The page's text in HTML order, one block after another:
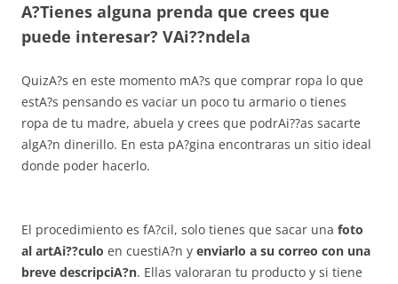
A?Tienes alguna prenda que crees que
puede interesar? VAi??ndela
QuizA?s en este momento mA?s que comprar ropa lo que
estA?s pensando es vaciar un poco tu armario o tienes
ropa de tu madre, abuela y crees que podrAi??as sacarte
algA?n dinerillo. En esta pA?gina encontraras un sitio ideal
donde poder hacerlo.
El procedimiento es fA?cil, solo tienes que sacar una foto
al artAi??culo en cuestiA?n y enviarlo a su correo con una
breve descripciA?n. Ellas valoraran tu producto y si tiene